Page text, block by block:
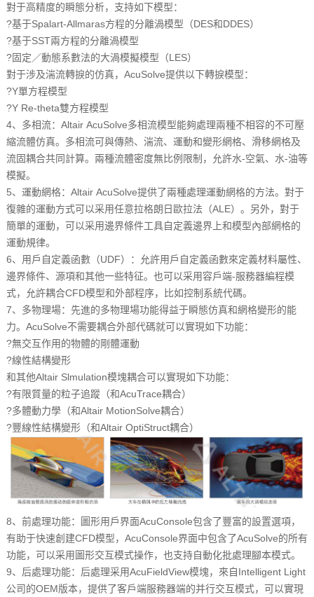
對于高精度的瞬態分析，支持如下模型：
?基于Spalart-Allmaras方程的分離渦模型（DES和DDES）
?基于SST兩方程的分離渦模型
?固定／動態系數法的大渦模擬模型（LES）
對于涉及湍流轉捩的仿真，AcuSolve提供以下轉捩模型：
?Y單方程模型
?Y Re-theta雙方程模型
4、多相流： Altair AcuSolve多相流模型能夠處理兩種不相容的不可壓
縮流體仿真。多相流可與傳熱、湍流、運動和變形網格、滑移網格及
流固耦合共同計算。兩種流體密度無比例限制，允許水-空氣、水-油等
模擬。
5、運動網格： Altair AcuSolve提供了兩種處理運動網格的方法。對于
復雜的運動方式可以采用任意拉格朗日歐拉法（ALE）。另外，對于
簡單的運動，可以采用邊界條件工具自定義邊界上和模型內部網格的
運動規律。
6、用戶自定義函數（UDF）：允許用戶自定義函數來定義材料屬性、
邊界條件、源項和其他一些特征。也可以采用容戶端-服務器編程模
式，允許耦合CFD模型和外部程序，比如控制系統代碼。
7、多物理場：先進的多物理場功能得益于瞬態仿真和網格變形的能
力。AcuSolve不需要耦合外部代碼就可以實現如下功能：
?無交互作用的物體的剛體運動
?線性結構變形
和其他Altair Slmulation模塊耦合可以實現如下功能：
?有限質量的粒子追蹤（和AcuTrace耦合）
?多體動力學（和Altair MotionSolve耦合）
?豐線性結構變形（和Altair OptiStruct耦合）
8、前處理功能：圖形用戶界面AcuConsole包含了豐富的設置選項，
有助于快速創建CFD模型，AcuConsole界面中包含了AcuSolve的所有
功能，可以采用圖形交互模式操作，也支持自動化批處理腳本模式。
9、后處理功能：后處理采用AcuFieldView模塊，來自Intelligent Light
公司的OEM版本，提供了客戶端服務器端的并行交互模式，可以實現